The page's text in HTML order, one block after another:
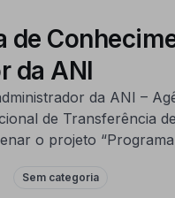
de
da ANI
da ANI –
de Transferência
o projeto
Sem categoria